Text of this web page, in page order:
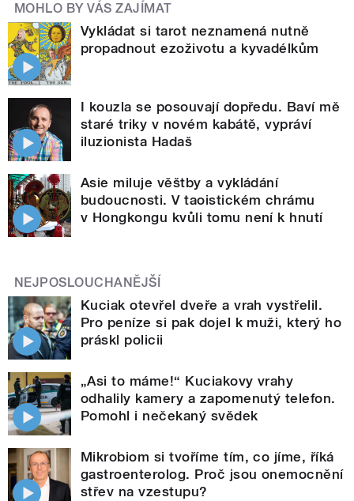
MOHLO BY VÁS ZAJÍMAT
Vykládat si tarot neznamená nutně
propadnout ezoživotu a kyvadélkům
I kouzla se posouvají dopředu. Baví mě
staré triky v novém kabátě, vypráví
iluzionista Hadaš
Asie miluje věštby a vykládání
budoucnosti. V taoistickém chrámu
v Hongkongu kvůli tomu není k hnutí
NEJPOSLOUCHANĚJŠÍ
Kuciak otevřel dveře a vrah vystřelil.
Pro peníze si pak dojel k muži, který ho
práskl policii
„Asi to máme!“ Kuciakovy vrahy
odhalily kamery a zapomenutý telefon.
Pomohl i nečekaný svědek
Mikrobiom si tvoříme tím, co jíme, říká
gastroenterolog. Proč jsou onemocnění
střev na vzestupu?